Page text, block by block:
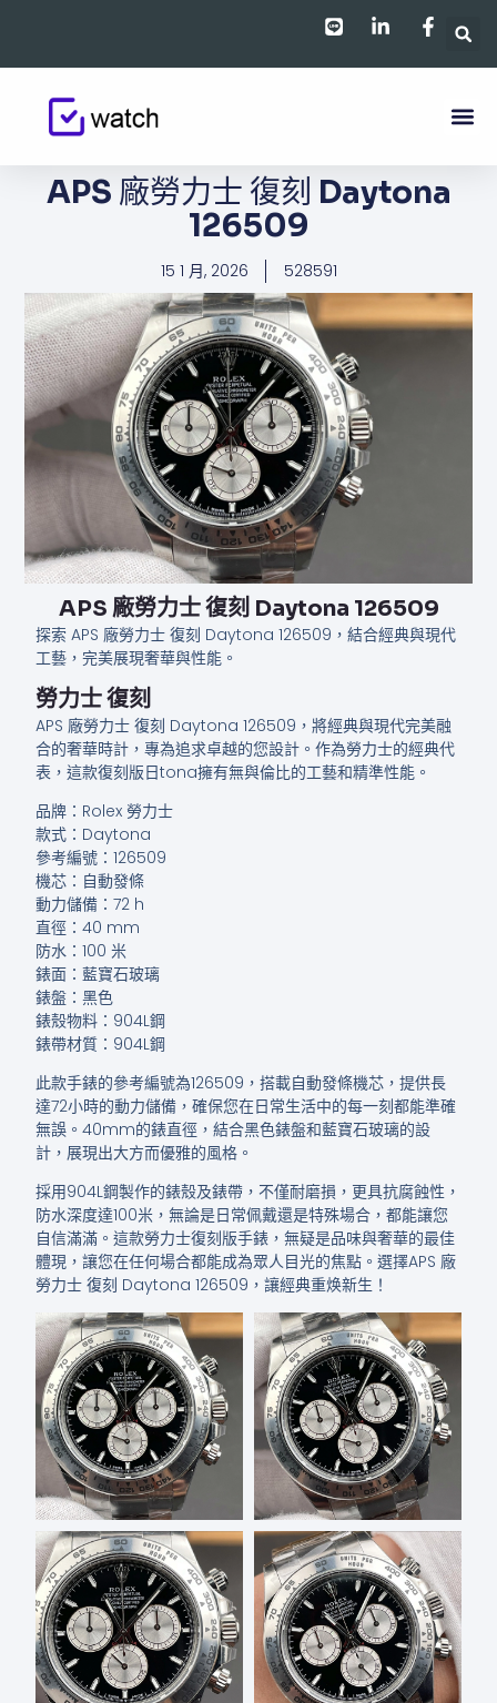
APS 廠勞力士 復刻 Daytona
126509
15 1 月, 2026 528591
APS 廠勞力士 復刻 Daytona 126509
探索 APS 廠勞力士 復刻 Daytona 126509，結合經典與現代
工藝，完美展現奢華與性能。
勞力士 復刻
APS 廠勞力士 復刻 Daytona 126509，將經典與現代完美融
合的奢華時計，專為追求卓越的您設計。作為勞力士的經典代
表，這款復刻版日tona擁有無與倫比的工藝和精準性能。
品牌：Rolex 勞力士
款式：Daytona
參考編號：126509
機芯：自動發條
動力儲備：72 h
直徑：40 mm
防水：100 米
錶面：藍寶石玻璃
錶盤：黑色
錶殼物料：904L鋼
錶帶材質：904L鋼
此款手錶的參考編號為126509，搭載自動發條機芯，提供長
達72小時的動力儲備，確保您在日常生活中的每一刻都能準確
無誤。40mm的錶直徑，結合黑色錶盤和藍寶石玻璃的設
計，展現出大方而優雅的風格。
採用904L鋼製作的錶殼及錶帶，不僅耐磨損，更具抗腐蝕性，
防水深度達100米，無論是日常佩戴還是特殊場合，都能讓您
自信滿滿。這款勞力士復刻版手錶，無疑是品味與奢華的最佳
體現，讓您在任何場合都能成為眾人目光的焦點。選擇APS 廠
勞力士 復刻 Daytona 126509，讓經典重焕新生！